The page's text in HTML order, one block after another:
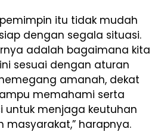
itu tidak mudah
dengan segala situasi.
adalah bagaimana kita
sesuai dengan aturan
amanah, dekat
memahami serta
untuk menjaga keutuhan
masyarakat,” harapnya.